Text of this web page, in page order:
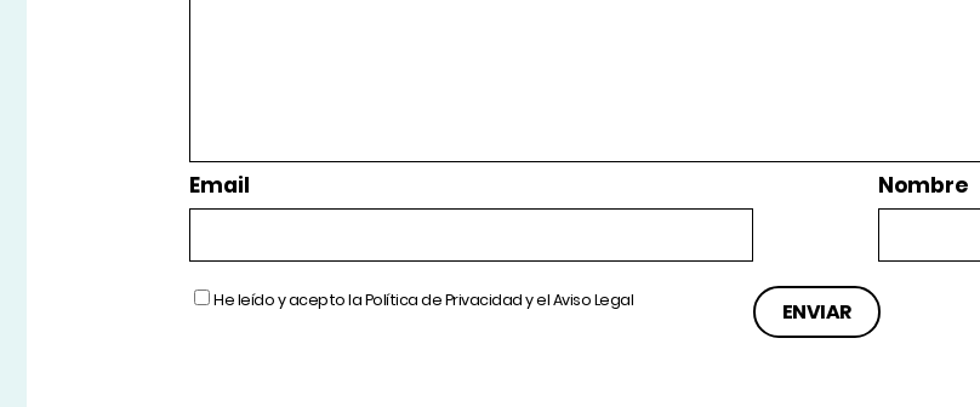
Email Nombre
He leído y acepto laPolítica de Privacidady elAviso Legal